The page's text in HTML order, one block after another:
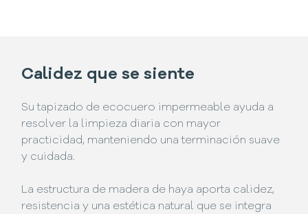
Calidez que se siente
Su tapizado de ecocuero impermeable ayuda a
resolver la limpieza diaria con mayor
practicidad, manteniendo una terminación suave
y cuidada.
La estructura de madera de haya aporta calidez,
resistencia y una estética natural que se integra